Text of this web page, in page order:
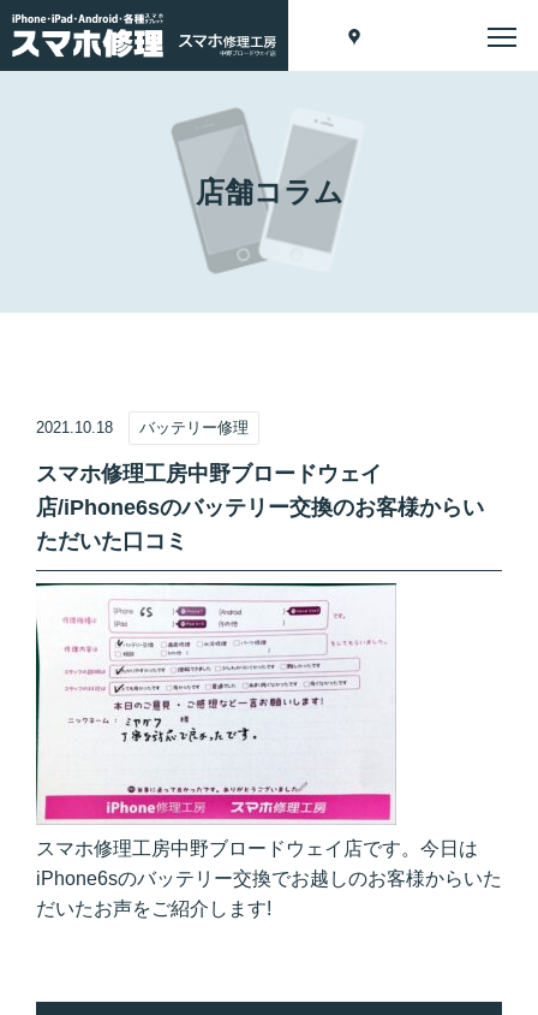
店舗コラム
2021.10.18 バッテリー修理
スマホ修理工房中野ブロードウェイ
店/iPhone6sのバッテリー交換のお客様からい
ただいた口コミ
スマホ修理工房中野ブロードウェイ店です。今日は
iPhone6sのバッテリー交換でお越しのお客様からいた
だいたお声をご紹介します!